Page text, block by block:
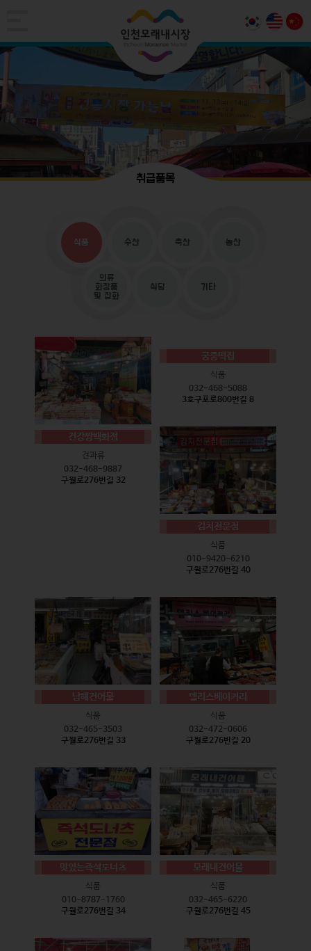
취급품목
식품 수산 축산 농산
의류
화장품
및 잡화
식당 기타
건강짱백화점
견과류
032-468-9887
구월로276번길 32
궁중떡집
식품
032-468-5088
3호구포로800번길 8
김치전문점
식품
010-9420-6210
구월로276번길 40
남해건어물
식품
032-465-3503
구월로276번길 33
델리스베이커리
식품
032-472-0606
구월로276번길 20
맛있는즉석도너츠
식품
010-8787-1760
구월로276번길 34
모래내건어물
식품
032-465-6220
구월로276번길 45